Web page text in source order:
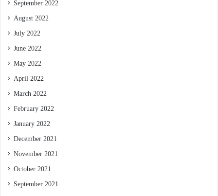
September 2022
August 2022
July 2022
June 2022
May 2022
April 2022
March 2022
February 2022
January 2022
December 2021
November 2021
October 2021
September 2021